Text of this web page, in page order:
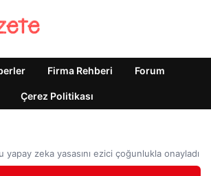
Firma Rehberi Forum
Çerez Politikası
yapay zeka yasasını ezici çoğunlukla onayladı